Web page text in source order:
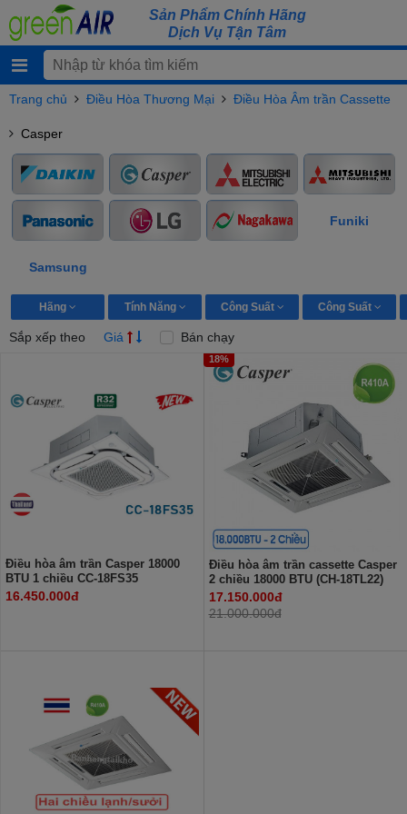
Sản Phẩm Chính Hãng
Dịch Vụ Tận Tâm
Trang chủ Điều Hòa Thương Mại Điều Hòa Âm trần Cassette
Casper
Funiki
Samsung
Hãng Tính Năng Công Suất Công Suất
Sắp xếp theo Giá Bán chạy
Điều hòa âm trần Casper 18000
BTU 1 chiều CC-18FS35
16.450.000đ
18%
Điều hòa âm trần cassette Casper
2 chiều 18000 BTU (CH-18TL22)
17.150.000đ
21.000.000đ